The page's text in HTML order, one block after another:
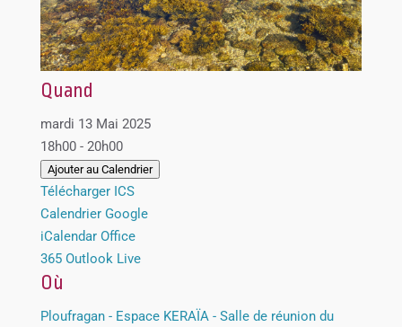
Quand
mardi 13 Mai 2025
18h00 - 20h00
Ajouter au Calendrier
Télécharger ICS
Calendrier Google
iCalendar Office
365 Outlook Live
Où
Ploufragan - Espace KERAÏA - Salle de réunion du